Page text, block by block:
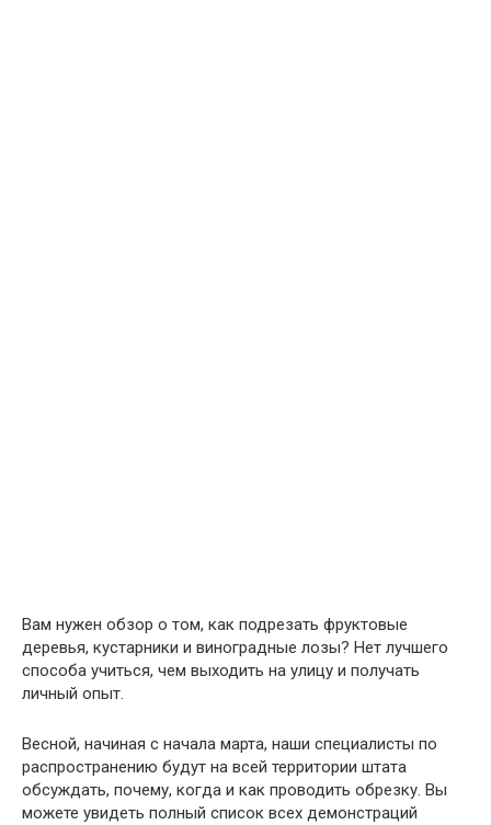
Вам нужен обзор о том, как подрезать фруктовые
деревья, кустарники и виноградные лозы? Нет лучшего
способа учиться, чем выходить на улицу и получать
личный опыт.
Весной, начиная с начала марта, наши специалисты по
распространению будут на всей территории штата
обсуждать, почему, когда и как проводить обрезку. Вы
можете увидеть полный список всех демонстраций